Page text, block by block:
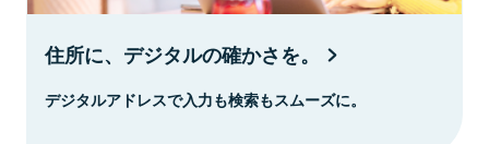
住所に、デジタルの確かさを。
デジタルアドレスで入力も検索もスムーズに。